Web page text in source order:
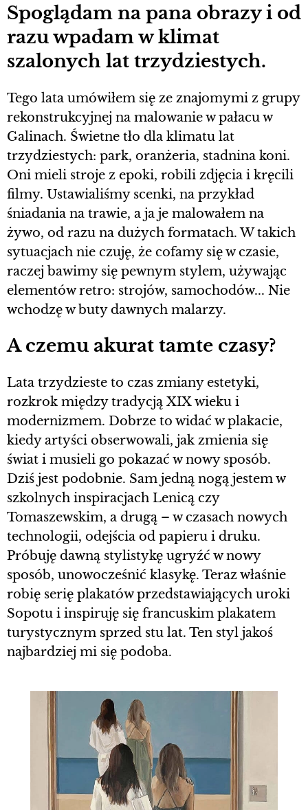
Spoglądam na pana obrazy i od
razu wpadam w klimat
szalonych lat trzydziestych.
Tego lata umówiłem się ze znajomymi z grupy
rekonstrukcyjnej na malowanie w pałacu w
Galinach. Świetne tło dla klimatu lat
trzydziestych: park, oranżeria, stadnina koni.
Oni mieli stroje z epoki, robili zdjęcia i kręcili
filmy. Ustawialiśmy scenki, na przykład
śniadania na trawie, a ja je malowałem na
żywo, od razu na dużych formatach. W takich
sytuacjach nie czuję, że cofamy się w czasie,
raczej bawimy się pewnym stylem, używając
elementów retro: strojów, samochodów... Nie
wchodzę w buty dawnych malarzy.
A czemu akurat tamte czasy?
Lata trzydzieste to czas zmiany estetyki,
rozkrok między tradycją XIX wieku i
modernizmem. Dobrze to widać w plakacie,
kiedy artyści obserwowali, jak zmienia się
świat i musieli go pokazać w nowy sposób.
Dziś jest podobnie. Sam jedną nogą jestem w
szkolnych inspiracjach Lenicą czy
Tomaszewskim, a drugą – w czasach nowych
technologii, odejścia od papieru i druku.
Próbuję dawną stylistykę ugryźć w nowy
sposób, unowocześnić klasykę. Teraz właśnie
robię serię plakatów przedstawiających uroki
Sopotu i inspiruję się francuskim plakatem
turystycznym sprzed stu lat. Ten styl jakoś
najbardziej mi się podoba.